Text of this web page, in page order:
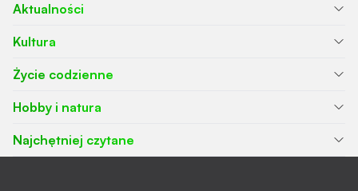
Aktualności
Kultura
Życie codzienne
Hobby i natura
Najchętniej czytane